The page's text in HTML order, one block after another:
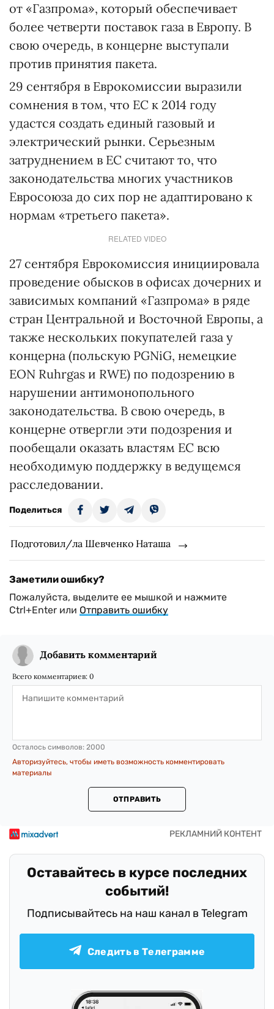
от «Газпрома», который обеспечивает
более четверти поставок газа в Европу. В
свою очередь, в концерне выступали
против принятия пакета.
29 сентября в Еврокомиссии выразили
сомнения в том, что ЕС к 2014 году
удастся создать единый газовый и
электрический рынки. Серьезным
затруднением в ЕС считают то, что
законодательства многих участников
Евросоюза до сих пор не адаптировано к
нормам «третьего пакета».
RELATED VIDEO
27 сентября Еврокомиссия инициировала
проведение обысков в офисах дочерних и
зависимых компаний «Газпрома» в ряде
стран Центральной и Восточной Европы, а
также нескольких покупателей газа у
концерна (польскую PGNiG, немецкие
EON Ruhrgas и RWE) по подозрению в
нарушении антимонопольного
законодательства. В свою очередь, в
концерне отвергли эти подозрения и
пообещали оказать властям ЕС всю
необходимую поддержку в ведущемся
расследовании.
Поделиться
Подготовил/ла Шевченко Наташа
Заметили ошибку?
Пожалуйста, выделите ее мышкой и нажмите
Ctrl+Enter или Отправить ошибку
Добавить комментарий
Всего комментариев: 0
Осталось символов: 2000
Авторизуйтесь, чтобы иметь возможность комментировать
материалы
ОТПРАВИТЬ
Оставайтесь в курсе последних
событий!
Подписывайтесь на наш канал в Telegram
Следить в Телеграмме